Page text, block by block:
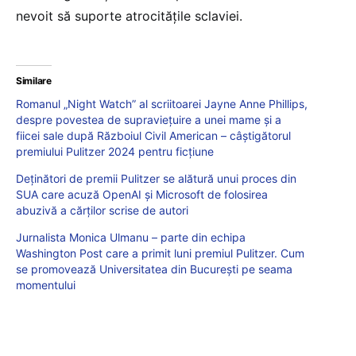
nevoit să suporte atrocităţile sclaviei.
Similare
Romanul „Night Watch” al scriitoarei Jayne Anne Phillips,
despre povestea de supraviețuire a unei mame și a
fiicei sale după Războiul Civil American – câștigătorul
premiului Pulitzer 2024 pentru ficțiune
Deţinători de premii Pulitzer se alătură unui proces din
SUA care acuză OpenAI şi Microsoft de folosirea
abuzivă a cărţilor scrise de autori
Jurnalista Monica Ulmanu – parte din echipa
Washington Post care a primit luni premiul Pulitzer. Cum
se promovează Universitatea din București pe seama
momentului